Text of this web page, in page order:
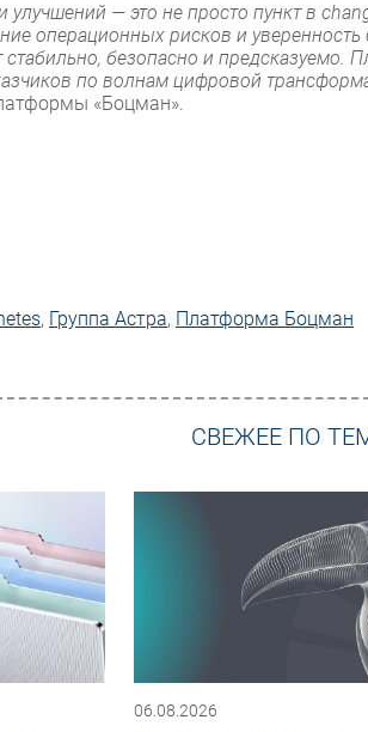
— это не просто пункт в
операционных рисков и уверенность
стабильно, безопасно и
по волнам цифровой
«Боцман».
, Группа Астра, Платформа Боцман
СВЕЖЕЕ ПО
06.08.2026